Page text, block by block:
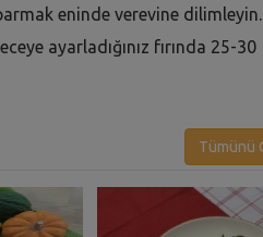
eninde verevine dilimleyin.
ayarladığınız fırında 25-30
Tümünü